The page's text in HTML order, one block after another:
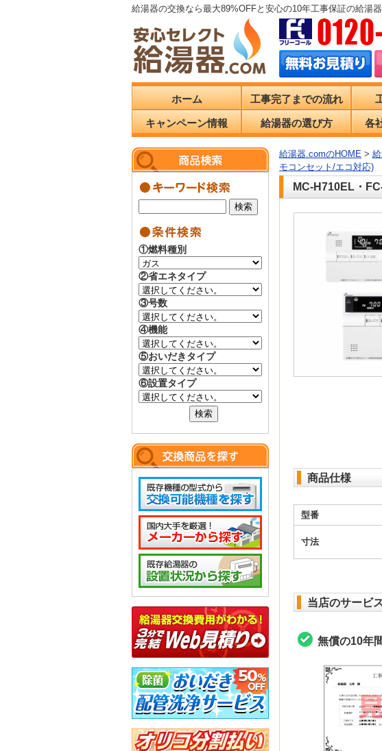
給湯器の交換なら最大89%OFFと安心の10年工事保証の給湯
ホーム 工事完了までの流れ
キャンペーン情報 給湯器の選び方 各
給湯器.comのHOME >
モコンセット/エコ対応)
MC-H710EL・
商品仕様
型番
寸法
当店のサービ
無償の10年
①燃料種別
②省エネタイプ
③号数
④機能
⑤おいだきタイプ
⑥設置タイプ